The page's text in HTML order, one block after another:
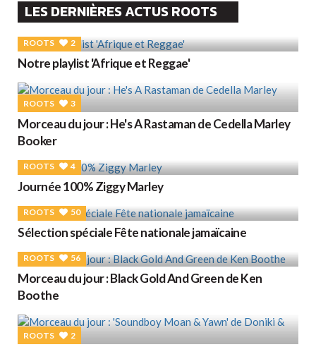
LES DERNIÈRES ACTUS ROOTS
ROOTS 2
Notre playlist 'Afrique et Reggae'
ROOTS 3
Morceau du jour : He's A Rastaman de Cedella Marley
Booker
ROOTS 4
Journée 100% Ziggy Marley
ROOTS 50
Sélection spéciale Fête nationale jamaïcaine
ROOTS 56
Morceau du jour : Black Gold And Green de Ken
Boothe
ROOTS 2